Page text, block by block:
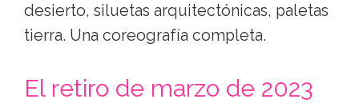
desierto, siluetas arquitectónicas, paletas
tierra. Una coreografía completa.
El retiro de marzo de 2023